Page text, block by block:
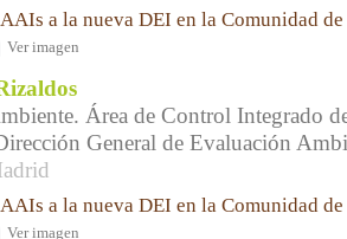
a la nueva DEI en la Comunidad
Ver imagen
Área de Control Integrado
General de Evaluación
a la nueva DEI en la Comunidad
Ver imagen